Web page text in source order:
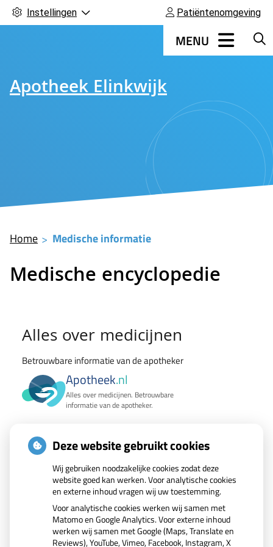
Instellingen Patiëntenomgeving
Apotheek Elinkwijk
Hoofdmenu
MENU
Home Medische informatie
Medische encyclopedie
Medische
encyclopedie
Alles over medicijnen
Betrouwbare informatie van de apotheker
Apotheek.nl
Alles over medicijnen. Betrouwbare
informatie van de apotheker.
Wat zoekt u?
Zoek geneesmiddel
Zoeken
Deze website gebruikt cookies
Wij gebruiken noodzakelijke cookies zodat deze
website goed kan werken. Voor analytische cookies
en externe inhoud vragen wij uw toestemming.
Voor analytische cookies werken wij samen met
Matomo en Google Analytics. Voor externe inhoud
werken wij samen met Google (Maps, Translate en
Reviews), YouTube, Vimeo, Facebook, Instagram, X